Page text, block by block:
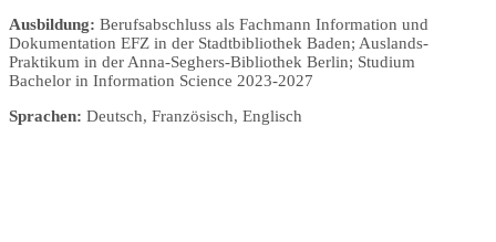
Ausbildung: Berufsabschluss als Fachmann Information und
Dokumentation EFZ in der Stadtbibliothek Baden; Auslands-
Praktikum in der Anna-Seghers-Bibliothek Berlin; Studium
Bachelor in Information Science 2023-2027
Sprachen: Deutsch, Französisch, Englisch